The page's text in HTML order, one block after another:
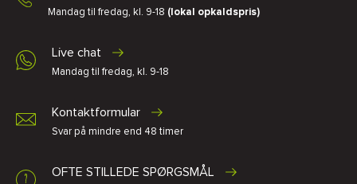
Mandag til fredag, kl. 9-18 (lokal opkaldspris)
Live chat
Mandag til fredag, kl. 9-18
Kontaktformular
Svar på mindre end 48 timer
OFTE STILLEDE SPØRGSMÅL